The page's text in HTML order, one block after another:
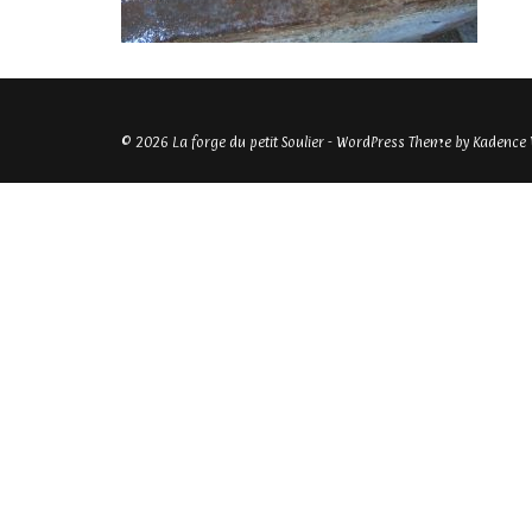
© 2026 La forge du petit Soulier - WordPress Theme by Kadence